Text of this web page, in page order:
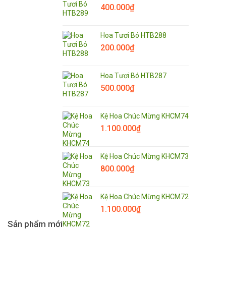
Sản phẩm mới
400.000₫
Hoa Tươi Bó HTB288
200.000₫
Hoa Tươi Bó HTB287
500.000₫
Kệ Hoa Chúc Mừng KHCM74
1.100.000₫
Kệ Hoa Chúc Mừng KHCM73
800.000₫
Kệ Hoa Chúc Mừng KHCM72
1.100.000₫